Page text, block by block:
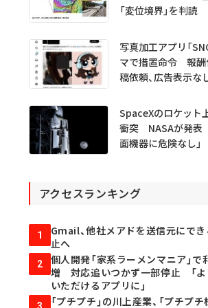
「変位境界」を判
写真加工アプリ「
マで措置命令 報酬
稿依頼、広告表示
SpaceXのロケット
衝突 NASAが発表
面機器に危険なし」
アクセスランキング
1
Gmail、他社メアドを送信元にで
止へ
2
個人開発「家系ラーメンマニア」で
増 対応追いつかず一部停止 「よ
いただけるアプリに」
3
「プチプチ」の川上産業、「プチプチ